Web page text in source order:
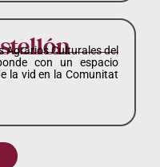
Agrarios Culturales del
con un espacio
la vid en la Comunitat